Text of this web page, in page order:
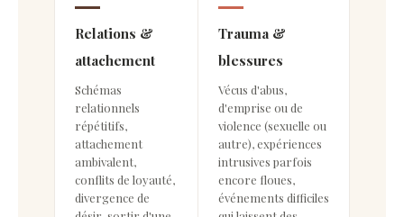
Relations &
attachement
Schémas
relationnels
répétitifs,
attachement
ambivalent,
conflits de loyauté,
divergence de
Trauma &
blessures
Vécus d'abus,
d'emprise ou de
violence (sexuelle ou
autre), expériences
intrusives parfois
encore floues,
événements difficiles